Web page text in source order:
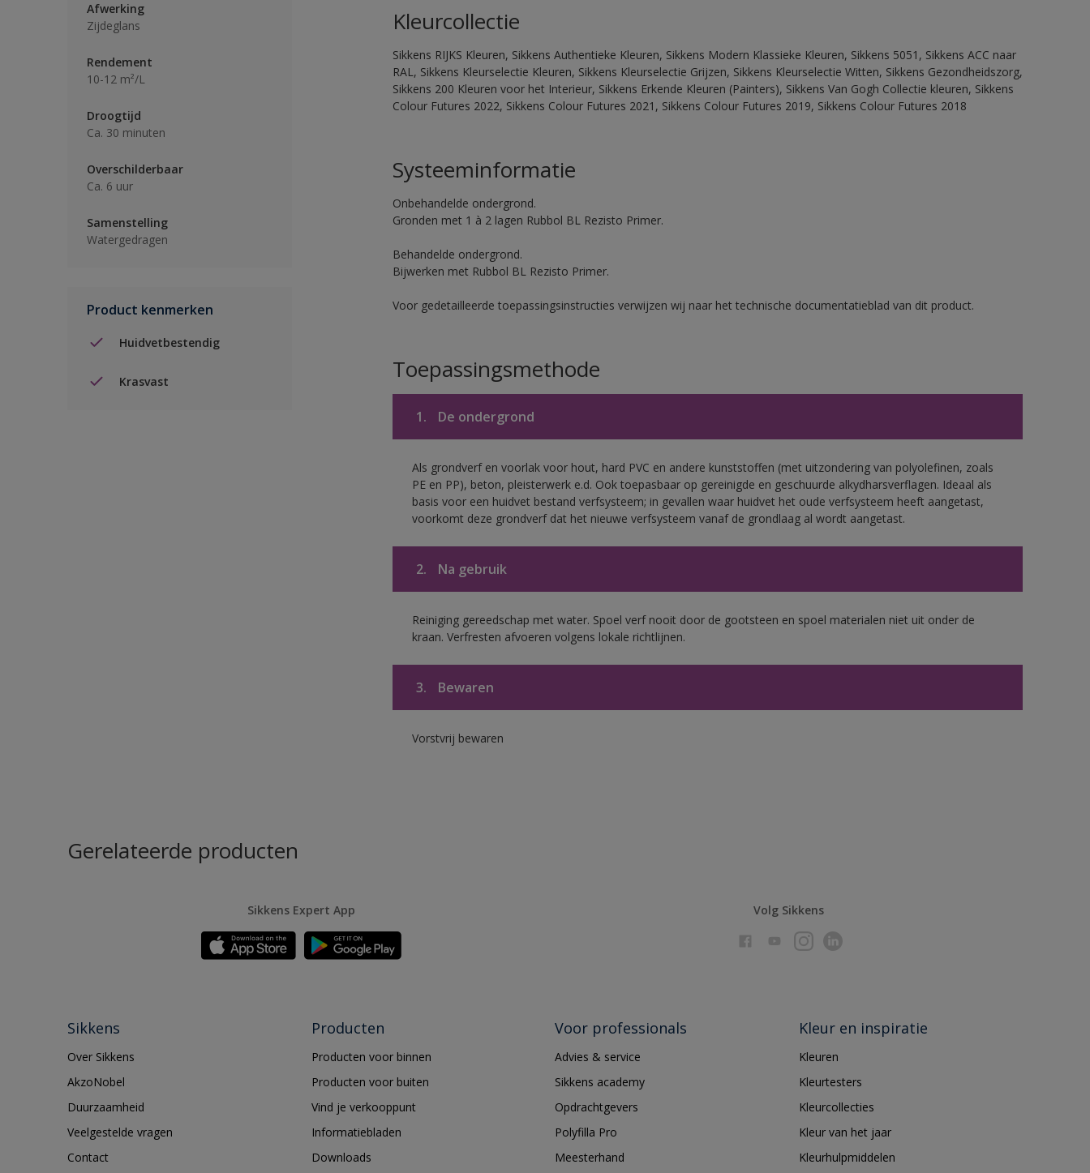
Afwerking
Zijdeglans
Rendement
10-12 m²/L
Droogtijd
Ca. 30 minuten
Overschilderbaar
Ca. 6 uur
Samenstelling
Watergedragen
Product kenmerken
Huidvetbestendig
Krasvast
Kleurcollectie
Sikkens RIJKS Kleuren, Sikkens Authentieke Kleuren, Sikkens Modern Klassieke Kleuren, Sikkens 5051, Sikkens ACC naar
RAL, Sikkens Kleurselectie Kleuren, Sikkens Kleurselectie Grijzen, Sikkens Kleurselectie Witten, Sikkens Gezondheidszorg,
Sikkens 200 Kleuren voor het Interieur, Sikkens Erkende Kleuren (Painters), Sikkens Van Gogh Collectie kleuren, Sikkens
Colour Futures 2022, Sikkens Colour Futures 2021, Sikkens Colour Futures 2019, Sikkens Colour Futures 2018
Systeeminformatie
Onbehandelde ondergrond.
Gronden met 1 à 2 lagen Rubbol BL Rezisto Primer.
Behandelde ondergrond.
Bijwerken met Rubbol BL Rezisto Primer.
Voor gedetailleerde toepassingsinstructies verwijzen wij naar het technische documentatieblad van dit product.
Toepassingsmethode
1. De ondergrond
Als grondverf en voorlak voor hout, hard PVC en andere kunststoffen (met uitzondering van polyolefinen, zoals
PE en PP), beton, pleisterwerk e.d. Ook toepasbaar op gereinigde en geschuurde alkydharsverflagen. Ideaal als
basis voor een huidvet bestand verfsysteem; in gevallen waar huidvet het oude verfsysteem heeft aangetast,
voorkomt deze grondverf dat het nieuwe verfsysteem vanaf de grondlaag al wordt aangetast.
2. Na gebruik
Reiniging gereedschap met water. Spoel verf nooit door de gootsteen en spoel materialen niet uit onder de
kraan. Verfresten afvoeren volgens lokale richtlijnen.
3. Bewaren
Vorstvrij bewaren
Gerelateerde producten
Sikkens Expert App Volg Sikkens
Sikkens
Over Sikkens
AkzoNobel
Duurzaamheid
Veelgestelde vragen
Contact
Producten
Producten voor binnen
Producten voor buiten
Vind je verkooppunt
Informatiebladen
Downloads
Voor professionals
Advies & service
Sikkens academy
Opdrachtgevers
Polyfilla Pro
Meesterhand
Kleur en inspiratie
Kleuren
Kleurtesters
Kleurcollecties
Kleur van het jaar
Kleurhulpmiddelen